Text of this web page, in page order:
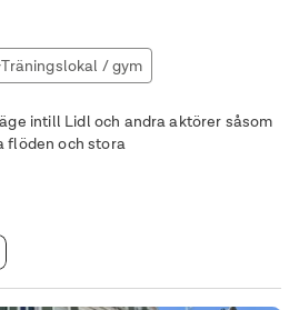
Träningslokal / gym
intill Lidl och andra aktörer såsom
flöden och stora